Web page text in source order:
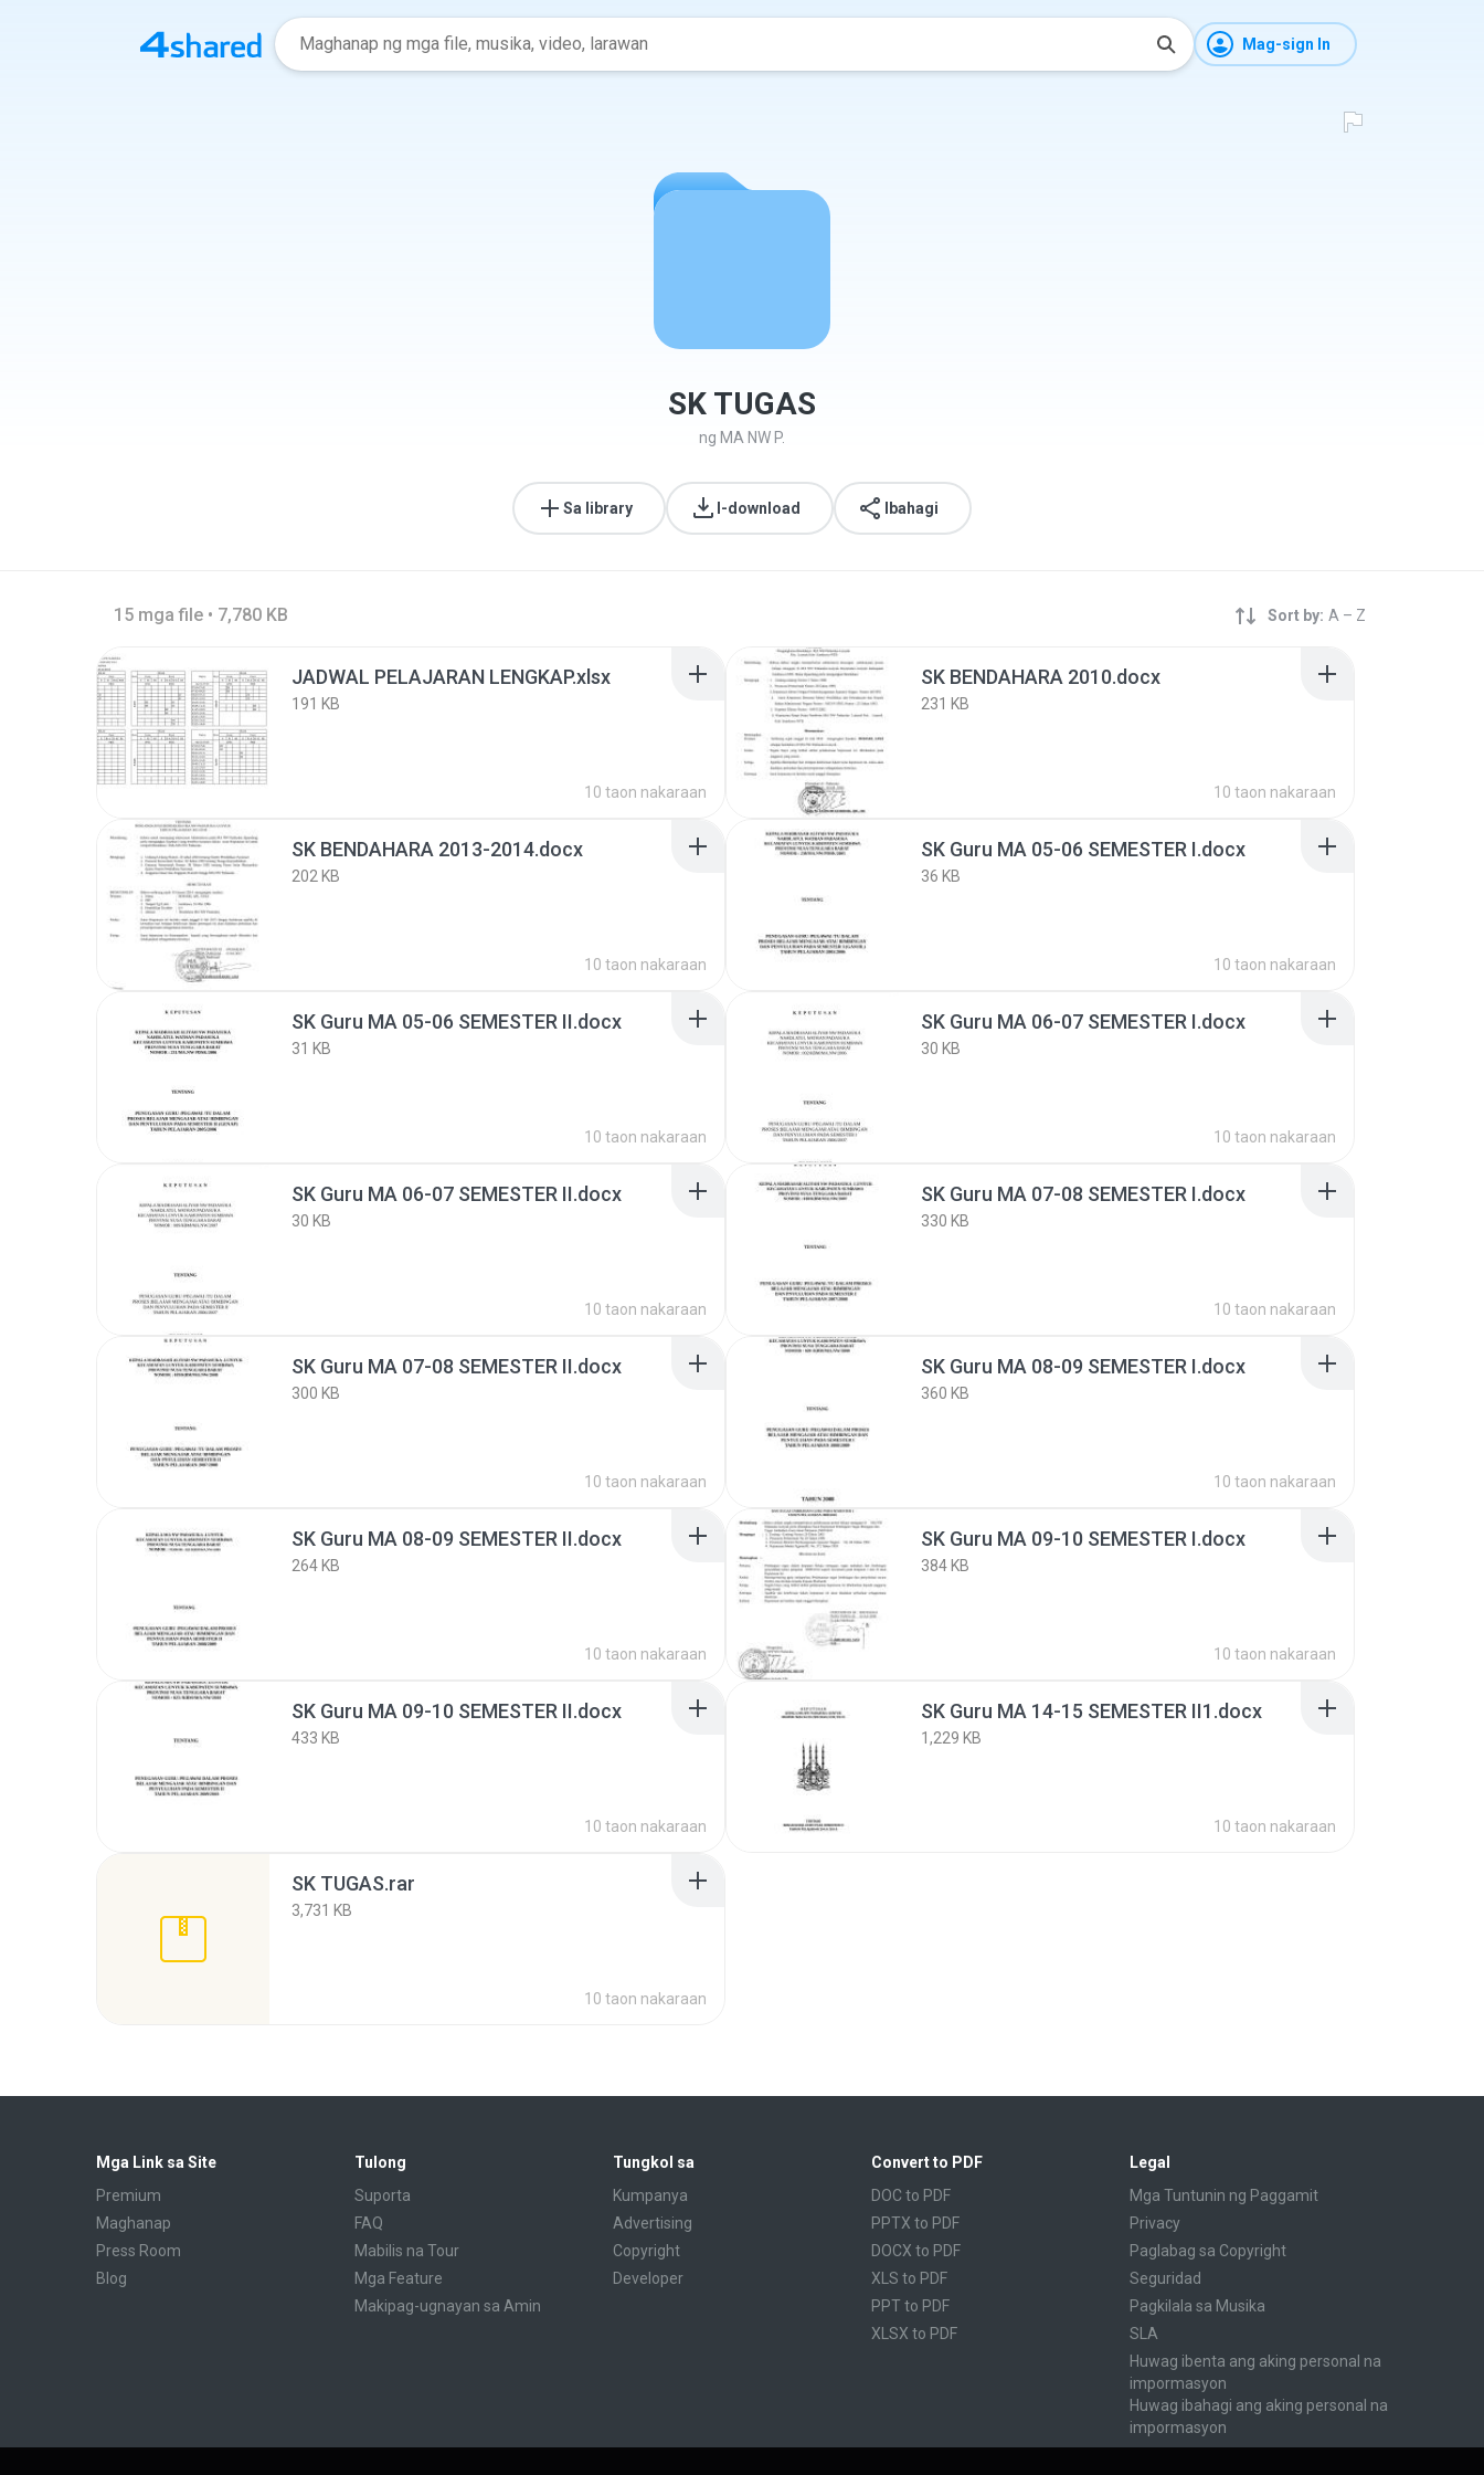
Mag-sign In
SK TUGAS
ng MA NW P.
Sa library I-download Ibahagi
15 mga file • 7,780 KB Sort by: A – Z
JADWAL PELAJARAN LENGKAP.xlsx
191 KB
10 taon nakaraan
SK BENDAHARA 2010.docx
231 KB
10 taon nakaraan
SK BENDAHARA 2013-2014.docx
202 KB
10 taon nakaraan
SK Guru MA 05-06 SEMESTER I.docx
36 KB
10 taon nakaraan
SK Guru MA 05-06 SEMESTER II.docx
31 KB
10 taon nakaraan
SK Guru MA 06-07 SEMESTER I.docx
30 KB
10 taon nakaraan
SK Guru MA 06-07 SEMESTER II.docx
30 KB
10 taon nakaraan
SK Guru MA 07-08 SEMESTER I.docx
330 KB
10 taon nakaraan
SK Guru MA 07-08 SEMESTER II.docx
300 KB
10 taon nakaraan
SK Guru MA 08-09 SEMESTER I.docx
360 KB
10 taon nakaraan
SK Guru MA 08-09 SEMESTER II.docx
264 KB
10 taon nakaraan
SK Guru MA 09-10 SEMESTER I.docx
384 KB
10 taon nakaraan
SK Guru MA 09-10 SEMESTER II.docx
433 KB
10 taon nakaraan
SK Guru MA 14-15 SEMESTER II1.docx
1,229 KB
10 taon nakaraan
SK TUGAS.rar
3,731 KB
10 taon nakaraan
Mga Link sa Site
Premium
Maghanap
Press Room
Blog
Tulong
Suporta
FAQ
Mabilis na Tour
Mga Feature
Makipag-ugnayan sa Amin
Tungkol sa
Kumpanya
Advertising
Copyright
Developer
Convert to PDF
DOC to PDF
PPTX to PDF
DOCX to PDF
XLS to PDF
PPT to PDF
XLSX to PDF
RTF to PDF
Legal
Mga Tuntunin ng Paggamit
Privacy
Paglabag sa Copyright
Seguridad
Pagkilala sa Musika
SLA
Huwag ibenta ang aking personal na
impormasyon
Huwag ibahagi ang aking personal na
impormasyon